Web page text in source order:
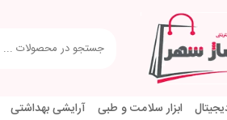
ابزار سلامت و طبی آرایشی بهداشتی